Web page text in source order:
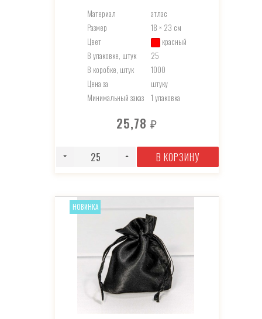
Материал
атлас
Размер
18 × 23 см
Цвет
красный
В упаковке, штук
25
В коробке, штук
1000
Цена за
штуку
Минимальный заказ
1 упаковка
25,78₽
В КОРЗИНУ
НОВИНКА